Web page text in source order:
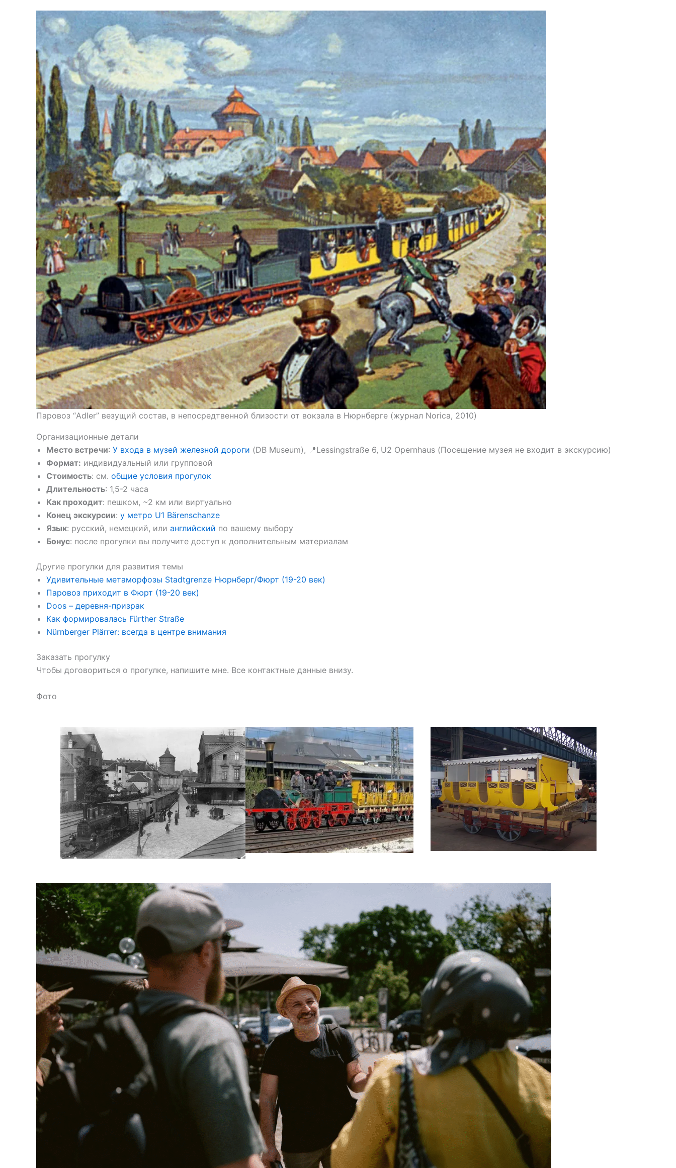
Паровоз “Adler” везущий состав, в непосредтвенной близости от вокзала в Нюрнберге (журнал Norica, 2010)
Организационные детали
Место встречи: У входа в музей железной дороги (DB Museum), 📍Lessingstraße 6, U2 Opernhaus (Посещение музея не входит в экскурсию)
Формат: индивидуальный или групповой
Стоимость: см. общие условия прогулок
Длительность: 1,5-2 часа
Как проходит: пешком, ~2 км или виртуально
Конец экскурсии: у метро U1 Bärenschanze
Язык: русский, немецкий, или английский по вашему выбору
Бонус: после прогулки вы получите доступ к дополнительным материалам
Другие прогулки для развития темы
Удивительные метаморфозы Stadtgrenze Нюрнберг/Фюрт (19-20 век)
Паровоз приходит в Фюрт (19-20 век)
Doos – деревня-призрак
Как формировалась Fürther Straße
Nürnberger Plärrer: всегда в центре внимания
Заказать прогулку
Чтобы договориться о прогулке, напишите мне. Все контактные данные внизу.
Фото